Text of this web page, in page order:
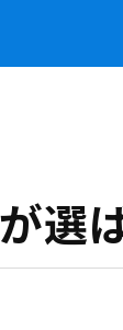
選